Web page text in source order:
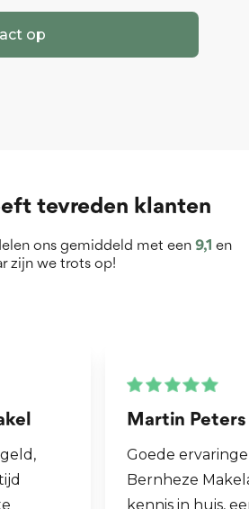
op
tevreden klanten
ons gemiddeld met een 9,1 en
zijn we trots op!
met
veel
onze
Henk van
Fijne makelaar.
al mijn 2e
hen laten